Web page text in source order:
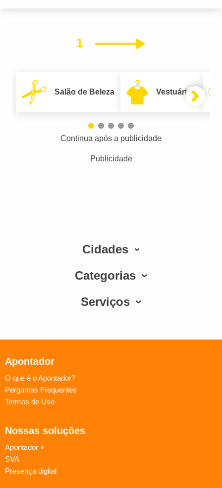
1 Próximo
Salão de Beleza Vestuário
Continua após a publicidade
Publicidade
Cidades
Categorias
Serviços
Apontador
O que é o Apontador?
Perguntas Frequentes
Termos de Uso
Nossas soluções
Apontador +
SVA
Presença digital